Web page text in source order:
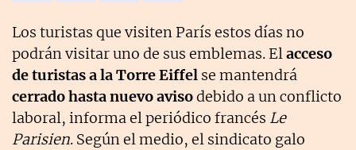
Los turistas que visiten París estos días no
podrán visitar uno de sus emblemas. Elacceso
de turistas a la Torre Eiffel se mantendrá
cerrado hasta nuevo avisodebido a un conflicto
laboral, informa el periódico francés Le
Parisien. Según el medio, el sindicato galo